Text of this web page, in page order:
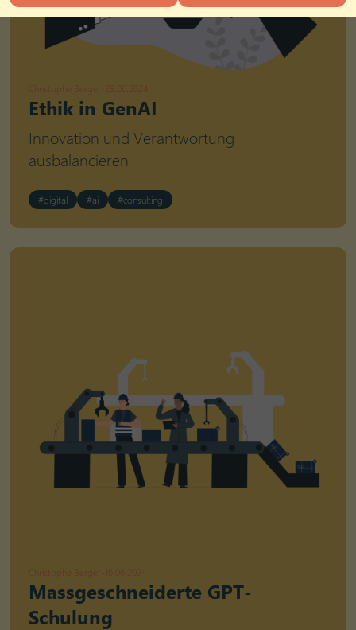
Christophe Berger 25.06.2024
Ethik in GenAI
Innovation und Verantwortung
ausbalancieren
#digital #ai #consulting
Christophe Berger 16.06.2024
Massgeschneiderte GPT-
Schulung